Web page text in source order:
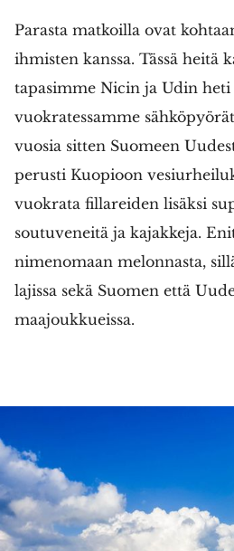
Parasta matkoilla ovat
ihmisten kanssa. Tässä heitä
tapasimme Nicin ja Udin heti
vuokratessamme
vuosia sitten Suomeen
perusti Kuopioon
vuokrata fillareiden lisäksi
soutuveneitä ja kajakkeja.
nimenomaan melonnasta,
lajissa sekä Suomen että
maajoukkueissa.